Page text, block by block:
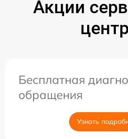
Акции
Бесплатная
обращения
Узнать